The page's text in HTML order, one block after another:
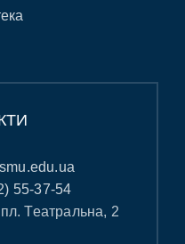
55-37-54
Театральна, 2